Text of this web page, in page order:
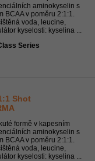
aminokyselin s
BCAA v poměru 2:1:1.
voda, leucine,
kyselosti: kyselina ...
Series
Shot
formě v kapesním
aminokyselin s
BCAA v poměru 2:1:1.
voda, leucine,
kyselosti: kyselina ...